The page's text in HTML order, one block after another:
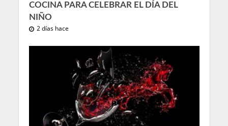
COCINA PARA CELEBRAR EL DÍA DEL
NIÑO
2 días hace